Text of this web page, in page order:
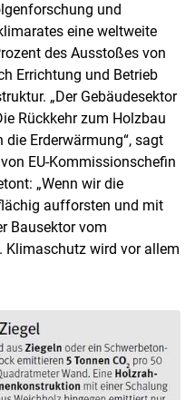
und
eine weltweite
des Ausstoßes von
Errichtung und Betrieb
„Der Gebäudesektor
Rückkehr zum Holzbau
Erderwärmung“, sagt
EU-Kommissionschefin
„Wenn wir die
aufforsten und mit
Bausektor vom
Klimaschutz wird vor allem